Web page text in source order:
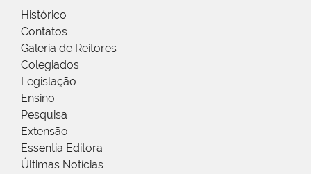
Histórico
Contatos
Galeria de Reitores
Colegiados
Legislação
Ensino
Pesquisa
Extensão
Essentia Editora
Últimas Notícias